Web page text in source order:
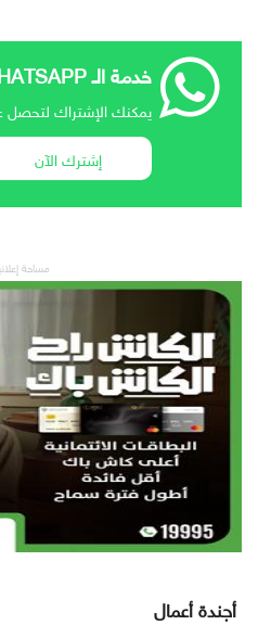
خدمة الـ WHATSAPP
يمكنك الإشتراك لتحصل
إشترك الآن
مساحة
أجندة أعمال